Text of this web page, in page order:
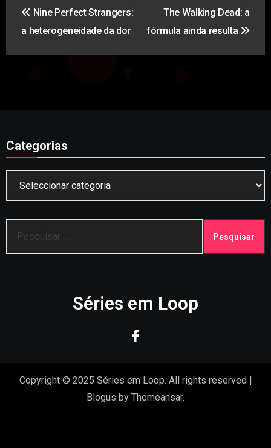
de
artigos
Nine Perfect Strangers:
a heterogeneidade da dor
The Walking Dead: a
fórmula ainda resulta
Categorias
por:
Séries em Loop
Copyright © 2025 Séries em Loop. All rights reserved |
Blogus by Themeansar.